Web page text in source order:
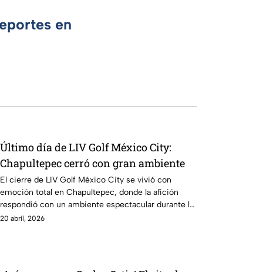
en
Último día de LIV Golf México City:
Chapultepec cerró con gran ambiente
El cierre de LIV Golf México City se vivió con
emoción total en Chapultepec, donde la afición
respondió con un ambiente espectacular durante la
jornada final.
20 abril, 2026